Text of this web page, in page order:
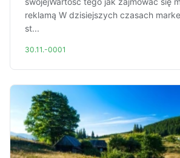
reklamą W dzisiejszych czasach
st...
30.11.-0001